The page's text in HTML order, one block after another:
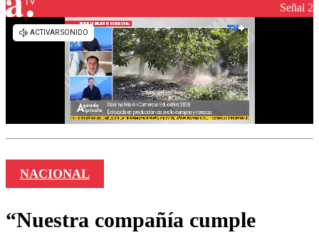
Señal 2
NACIONAL
“Nuestra compañía cumple